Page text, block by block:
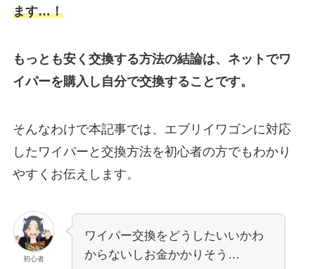
ます…！
もっとも安く交換する方法の結論は、ネットでワ
イパーを購入し自分で交換することです。
そんなわけで本記事では、 エブリイワゴンに対応
したワイパーと交換方法を初心者の方でもわかり
やすくお伝えします。
初心者
ワイパー交換をどうしたいいかわ
からないしお金かかりそう…